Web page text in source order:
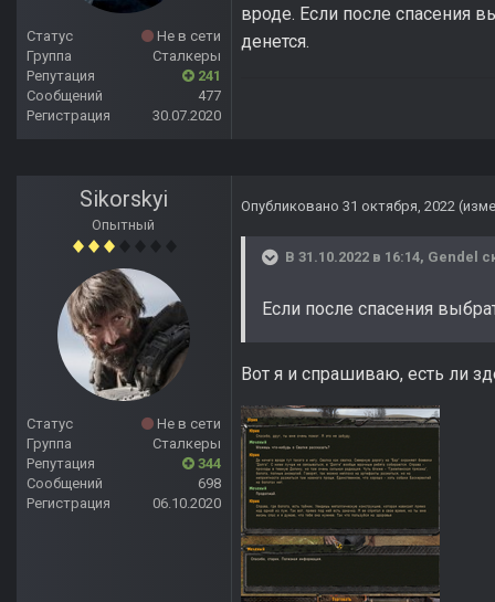
Статус
Не в сети
Группа
Сталкеры
Репутация
241
Сообщений
477
Регистрация
30.07.2020
вроде. Если после спасения
денется.
Sikorskyi
Опытный
Статус
Не в сети
Группа
Сталкеры
Репутация
344
Сообщений
698
Регистрация
06.10.2020
Опубликовано 31 октября, 2022
В 31.10.2022 в 16:14, Gendel
Если после спасения
Вот я и спрашиваю, есть ли